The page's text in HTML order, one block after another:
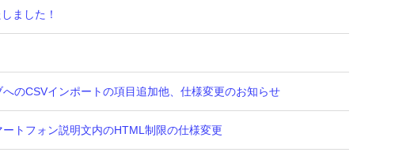
ました！
のCSVインポートの項目追加他、仕様変更のお知らせ
トフォン説明文内のHTML制限の仕様変更